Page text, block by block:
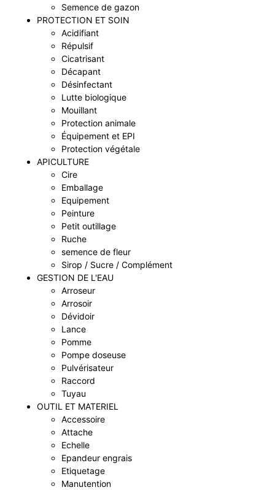
Semence de gazon
PROTECTION ET SOIN
Acidifiant
Répulsif
Cicatrisant
Décapant
Désinfectant
Lutte biologique
Mouillant
Protection animale
Équipement et EPI
Protection végétale
APICULTURE
Cire
Emballage
Equipement
Peinture
Petit outillage
Ruche
semence de fleur
Sirop / Sucre / Complément
GESTION DE L'EAU
Arroseur
Arrosoir
Dévidoir
Lance
Pomme
Pompe doseuse
Pulvérisateur
Raccord
Tuyau
OUTIL ET MATERIEL
Accessoire
Attache
Echelle
Epandeur engrais
Etiquetage
Manutention